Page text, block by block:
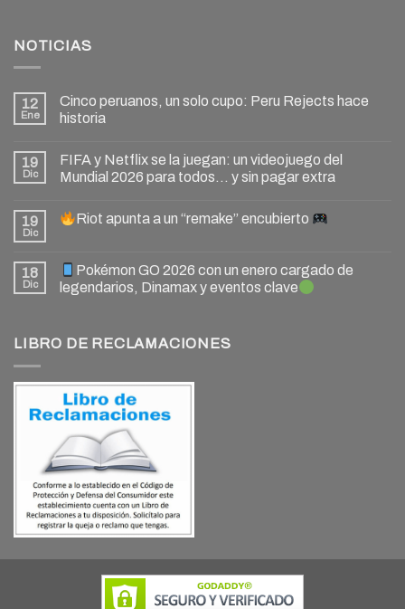
NOTICIAS
12
Ene
Cinco peruanos, un solo cupo: Peru Rejects hace
historia
19
Dic
FIFA y Netflix se la juegan: un videojuego del
Mundial 2026 para todos… y sin pagar extra
19
Dic
Riot apunta a un “remake” encubierto
18
Dic
Pokémon GO 2026 con un enero cargado de
legendarios, Dinamax y eventos clave
LIBRO DE RECLAMACIONES